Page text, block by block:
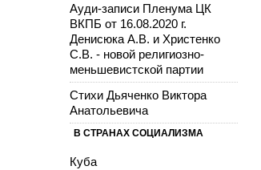
Ауди-записи Пленума ЦК
ВКПБ от 16.08.2020 г.
Денисюка А.В. и Христенко
С.В. - новой религиозно-
меньшевистской партии
Стихи Дьяченко Виктора
Анатольевича
В СТРАНАХ СОЦИАЛИЗМА
Куба